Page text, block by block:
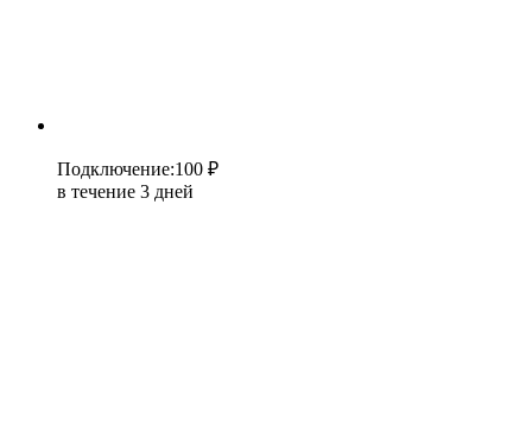
Подключение:100 ₽
в течение 3 дней